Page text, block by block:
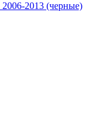
2013 (черные)